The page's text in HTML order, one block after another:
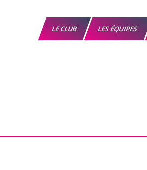
LE CLUB LES ÉQUIPES